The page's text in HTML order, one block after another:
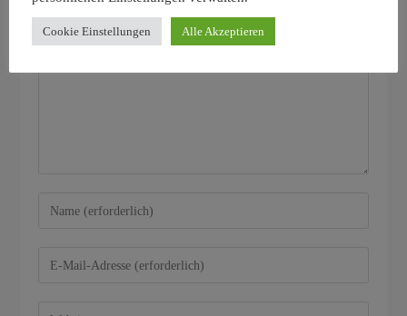
Schreibe einen Kommentar
Cookie Einstellungen Alle Akzeptieren